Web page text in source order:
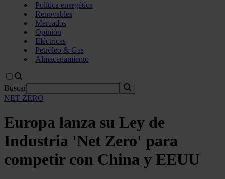
Política energética
Renovables
Mercados
Opinión
Eléctricas
Petróleo & Gas
Almacenamiento
Buscar
NET ZERO
Europa lanza su Ley de
Industria 'Net Zero' para
competir con China y EEUU